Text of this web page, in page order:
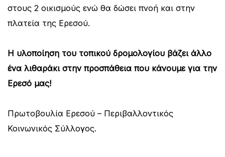
στους 2 οικισμούς ενώ θα δώσει πνοή και στην
πλατεία της Ερεσού.
Η υλοποίηση του τοπικού δρομολογίου βάζει άλλο
ένα λιθαράκι στην προσπάθεια που κάνουμε για την
Ερεσό μας!
Πρωτοβουλία Ερεσού – Περιβαλλοντικός
Κοινωνικός Σύλλογος.